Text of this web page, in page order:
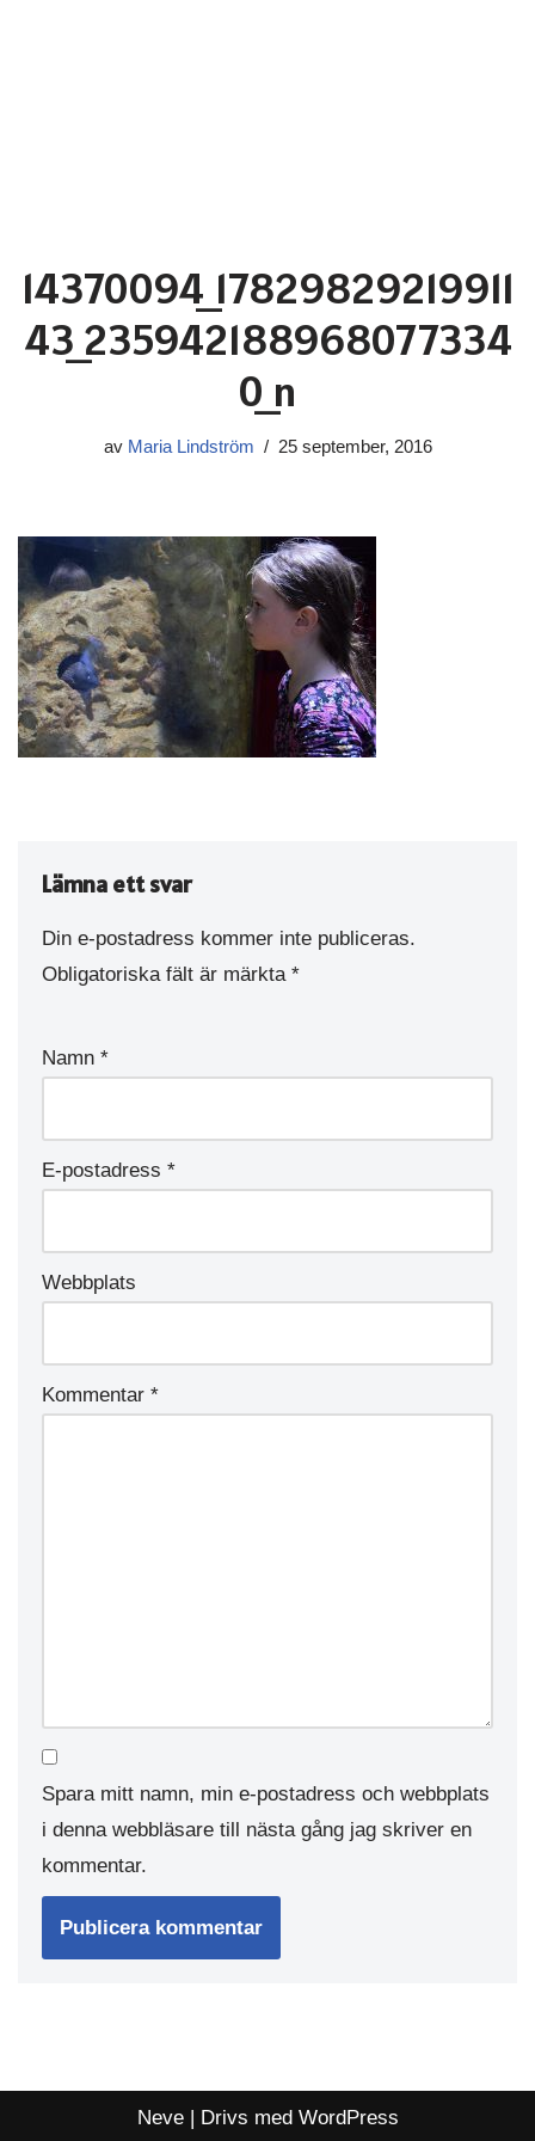
14370094_17829829219911
43_235942188968077334
0_n
av Maria Lindström 25 september, 2016
Lämna ett svar
Din e-postadress kommer inte publiceras.
Obligatoriska fält är märkta *
Namn *
E-postadress *
Webbplats
Kommentar *
Spara mitt namn, min e-postadress och webbplats
i denna webbläsare till nästa gång jag skriver en
kommentar.
Neve| Drivs med WordPress